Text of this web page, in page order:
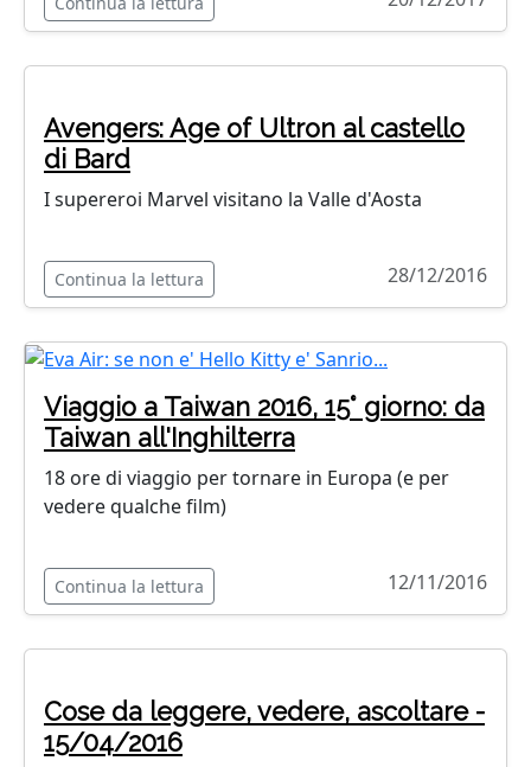
Avengers: Age of Ultron al castello
di Bard
I supereroi Marvel visitano la Valle d'Aosta
Continua la lettura 28/12/2016
Viaggio a Taiwan 2016, 15° giorno: da
Taiwan all'Inghilterra
18 ore di viaggio per tornare in Europa (e per
vedere qualche film)
Continua la lettura 12/11/2016
Cose da leggere, vedere, ascoltare -
15/04/2016